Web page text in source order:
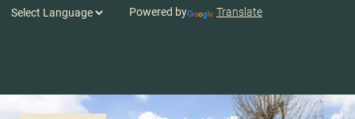
Powered by Translate